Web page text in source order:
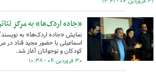
«جاده اردک‌ها» به مرکز
نمایش «جاده اردک‌ها» به
اسماعیلی با حضور مجید قناد در
کودکان و نوجوانان آغاز شد.
۳۰ فروردین ۰۴ - ۱۰:۳۸